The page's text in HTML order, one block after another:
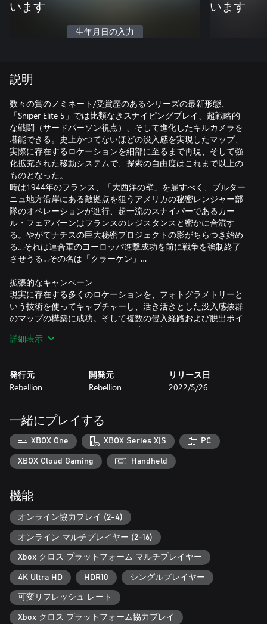
います
生年月日の入力
います
説明
数々の賞のノミネート/受賞歴のあるシリーズの最新形態、
「Sniper Elite 5」では比類なきスナイピングプレイ、超戦略的
な戦闘（サードパーソン視点）、そして進化したキルカメラを
堪能できる。史上かつてないほどの没入感を実現したマップ、
実際に存在するロケーションを細部に至るまで再現、そして強
化拡充された移動システムで、探索の自由度はこれまで以上の
ものとなった。
時は1944年のフランス、「大西洋の壁」を崩すべく、ブルター
ニュ地方沿岸にある敵拠点を狙うアメリカの秘密レンジャー部
隊のオペレーションが進行、超一流のスナイパーであるカー
ル・フェアバーンはフランスのレジスタンスと密かに合流す
る。やがてナチスの巨大秘密プロジェクトの影がちらつき始め
る…それは連合軍のヨーロッパ進撃成功を前に戦争を強制終了
させうる…その名は「クラーケン」…
拡張的なキャンペーン
現実に存在する多くのロケーションを、フォトグラメトリーと
いう技術を使ってキャプチャーし、活き活きとした没入感抜群
のマップの構築に成功。そして複数の侵入経路および脱出ポイ
ント、さらにはキルリストに名を連ねる標的…各ミッションご
とに多角的な視点/攻略法が存在する。ナチの計画に単独で挑む
あったり、互いを治療したりといったことまで可能となった。
驚異の進化を遂げた銃撃の物理演算と移動システム
いを進め。完璧な狙撃地点へと移動せよ、敵の鋭い監視の目を
すり抜けよ。そしてスコープ越しに標的を狙うその時、ライフ
ルのストック（銃床）やバレル（銃身）の選択も、重力や風
も、さらには心拍数まで全てが影響する。
広範囲にわたるカスタマイズ要素
作業台を使って武器のおよそ全ての要素をカスタマイズ＆アッ
どなどなどを変更可能だ。サブ武器やピストルなどにも広大な
選択肢が存在する。武器本体に加えて、弾薬の種類までも徹甲
弾や非致死系まで、標的に合わせて選択することができる。
インベイジョンモード - PvPとCO-OPでキャンペーンミッショ
ンに挑む
他プレイヤーのキャンペーンに枢軸国のスナイパーとしてイン
ベイド（侵入）して、「ネコ」と「ネズミ」の死闘を繰り広げ
よう。獲物の追跡…それは戦いに新たな奥行きを提供してくれ
る。
また逆に、カールである君は支援を要請することもできる。攻
略困難な状況で、第二のスナイパーを「召喚」して不利な局面
詳細表示
発行元
Rebellion
開発元
Rebellion
リリース日
2022/5/26
一緒にプレイする
XBOX One XBOX Series X|S PC
XBOX Cloud Gaming Handheld
機能
オンライン協力プレイ (2-4)
オンライン マルチプレイヤー (2-16)
Xbox クロス プラットフォーム マルチプレイヤー
4K Ultra HD HDR10 シングルプレイヤー
可変リフレッシュ レート
Xbox クロス プラットフォーム協力プレイ